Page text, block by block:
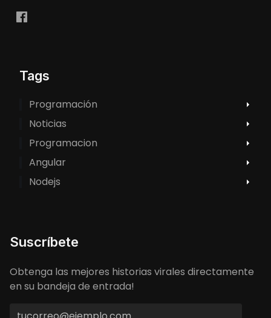
Tags
Programación
Noticias
Programacion
Angular
Nodejs
Suscríbete
Obtenga las mejores historias virales directamente
en su bandeja de entrada!